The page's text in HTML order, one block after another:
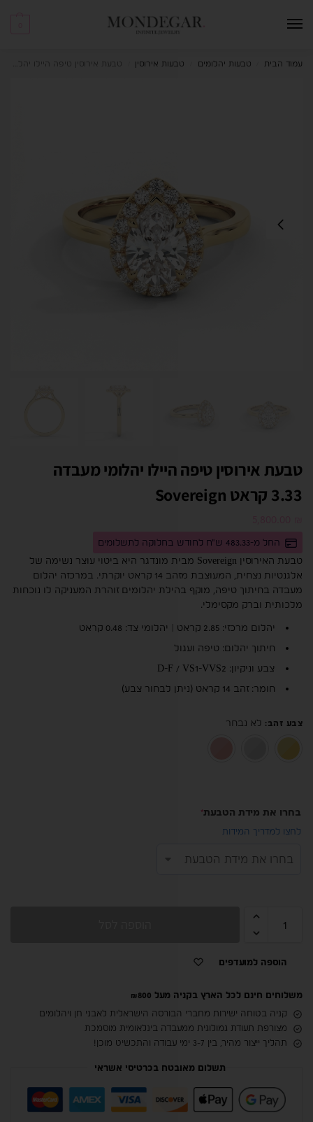
עמוד הבית טבעות יהלומים טבעות אירוסין טבעת אירוסין טיפה היילו יהלומי מעבדה 3.33 קראט Sovereign
טבעת אירוסין טיפה היילו יהלומי מעבדה
3.33 קראט Sovereign
החל מ-483.33 ש"ח לחודש בחלוקה לתשלומים
טבעת האירוסין Sovereign מבית מונדגר היא ביטוי עוצר נשימה של
אלגנטיות נצחית, המעוצבת מזהב 14 קראט יוקרתי. במרכזה יהלום
מעבדה בחיתוך טיפה, מוקף בהילת יהלומים זוהרת המעניקה לו נוכחות
מלכותית וברק מקסימלי.
יהלום מרכזי: 2.85 קראט | יהלומי צד: 0.48 קראט
חיתוך יהלום: טיפה ועגול
צבע וניקיון: D-F / VS1-VVS2
חומר: זהב 14 קראט (ניתן לבחור צבע)
צבע זהב : לא נבחר
בחרו את מידת הטבעת*
לחצו למדריך המידות
הוספה למועדפים
משלוחים חינם לכל הארץ בקניה מעל ₪800
קניה בטוחה ישירות מחברי הבורסה הישראלית לאבני חן ויהלומים
מצורפת תעודת גמולוגית ממעבדה בינלאומית מוסמכת
תהליך ייצור מהיר, בין 3-7 ימי עבודה והתכשיט מוכן!
תשלום מאובטח בכרטיסי אשראי